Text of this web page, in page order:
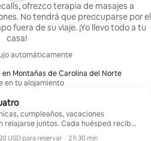
ofrezco terapia de masajes a
No tendrá que preocuparse por el
fuera de su viaje. ¡Yo llevo todo a tu
casa!
automáticamente
en Montañas de Carolina del Norte
en tu alojamiento
cumpleaños, vacaciones
Cada huésped recibe
en la comodidad de tu
USD para reservar · 2 h 30 min